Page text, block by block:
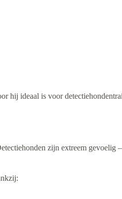
hij ideaal is voor
zijn extreem